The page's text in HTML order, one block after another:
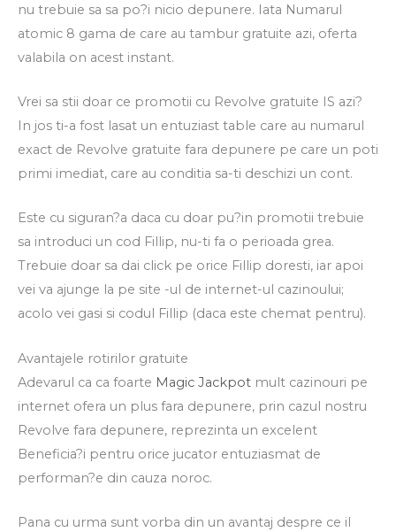
nu trebuie sa sa po?i nicio depunere. Iata Numarul
atomic 8 gama de care au tambur gratuite azi, oferta
valabila on acest instant.
Vrei sa stii doar ce promotii cu Revolve gratuite IS azi?
In jos ti-a fost lasat un entuziast table care au numarul
exact de Revolve gratuite fara depunere pe care un poti
primi imediat, care au conditia sa-ti deschizi un cont.
Este cu siguran?a daca cu doar pu?in promotii trebuie
sa introduci un cod Fillip, nu-ti fa o perioada grea.
Trebuie doar sa dai click pe orice Fillip doresti, iar apoi
vei va ajunge la pe site -ul de internet-ul cazinoului;
acolo vei gasi si codul Fillip (daca este chemat pentru).
Avantajele rotirilor gratuite
Adevarul ca ca foarte Magic Jackpot mult cazinouri pe
internet ofera un plus fara depunere, prin cazul nostru
Revolve fara depunere, reprezinta un excelent
Beneficia?i pentru orice jucator entuziasmat de
performan?e din cauza noroc.
Pana cu urma sunt vorba din un avantaj despre ce il